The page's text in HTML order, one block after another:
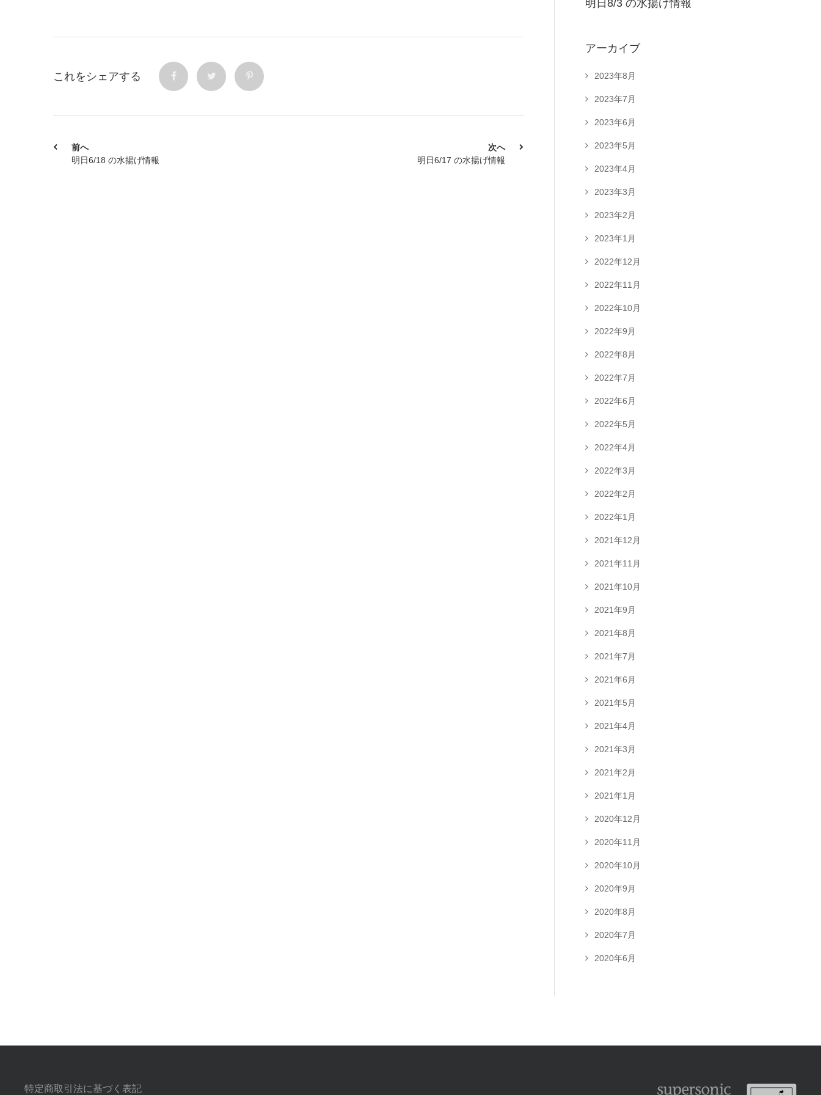
これをシェアする
前へ
明日6/18 の水揚げ情報
次へ
明日6/17 の水揚げ情報
明日8/3 の水揚げ情報
アーカイブ
2023年8月
2023年7月
2023年6月
2023年5月
2023年4月
2023年3月
2023年2月
2023年1月
2022年12月
2022年11月
2022年10月
2022年9月
2022年8月
2022年7月
2022年6月
2022年5月
2022年4月
2022年3月
2022年2月
2022年1月
2021年12月
2021年11月
2021年10月
2021年9月
2021年8月
2021年7月
2021年6月
2021年5月
2021年4月
2021年3月
2021年2月
2021年1月
2020年12月
2020年11月
2020年10月
2020年9月
2020年8月
2020年7月
2020年6月
特定商取引法に基づく表記